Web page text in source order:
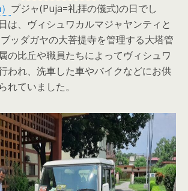
プジャ(Puja=礼拝の儀式)の日でし
は、ヴィシュワカルマジャヤンティと
ッダガヤの大菩提寺を管理する大塔管
の比丘や職員たちによってヴィシュワ
われ、洗車した車やバイクなどにお供
れていました。